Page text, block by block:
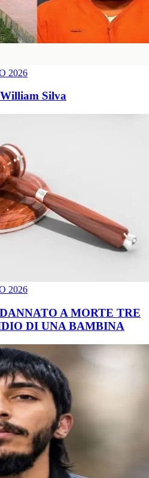
2026
Silva
2026
A MORTE TRE
DI UNA BAMBINA